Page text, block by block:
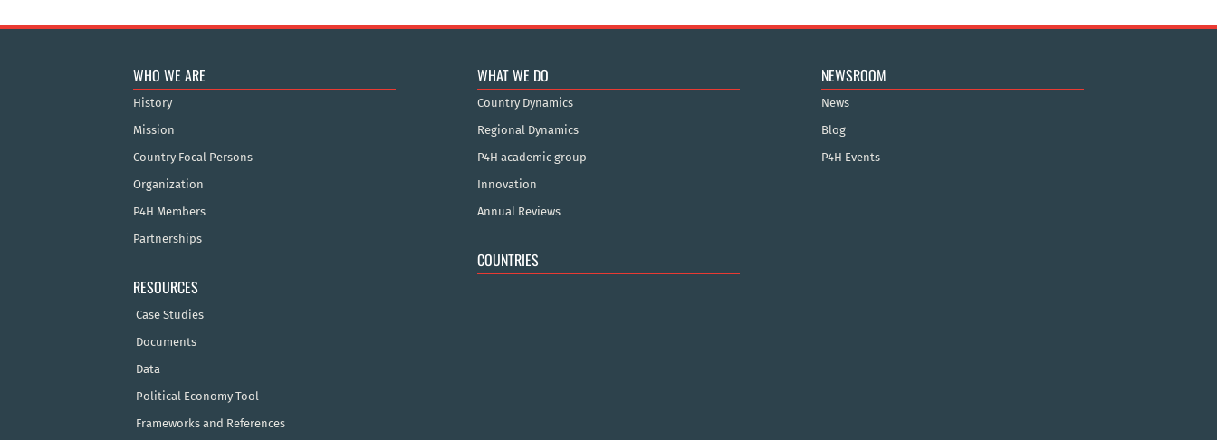
WHO WE ARE
History
Mission
Country Focal Persons
Organization
P4H Members
Partnerships
RESOURCES
Case Studies
Documents
Data
Political Economy Tool
Frameworks and References
WHAT WE DO
Country Dynamics
Regional Dynamics
P4H academic group
Innovation
Annual Reviews
COUNTRIES
NEWSROOM
News
Blog
P4H Events